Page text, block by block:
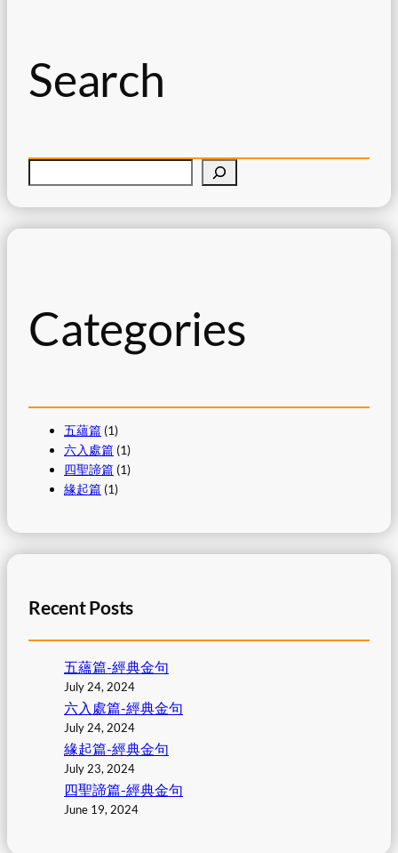
Search
e
Categories
五蘊篇 (1)
六入處篇 (1)
四聖諦篇 (1)
緣起篇 (1)
Recent Posts
五蘊篇-經典金句
July 24, 2024
六入處篇-經典金句
July 24, 2024
緣起篇-經典金句
July 23, 2024
四聖諦篇-經典金句
June 19, 2024